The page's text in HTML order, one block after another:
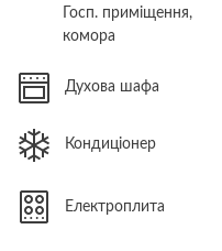
Госп. приміщення,
комора
Духова шафа
Кондиціонер
Електроплита